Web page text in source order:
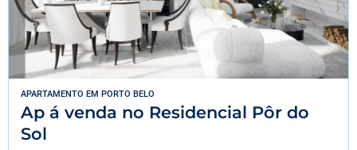
APARTAMENTO EM PORTO BELO
Ap á venda no Residencial Pôr do
Sol